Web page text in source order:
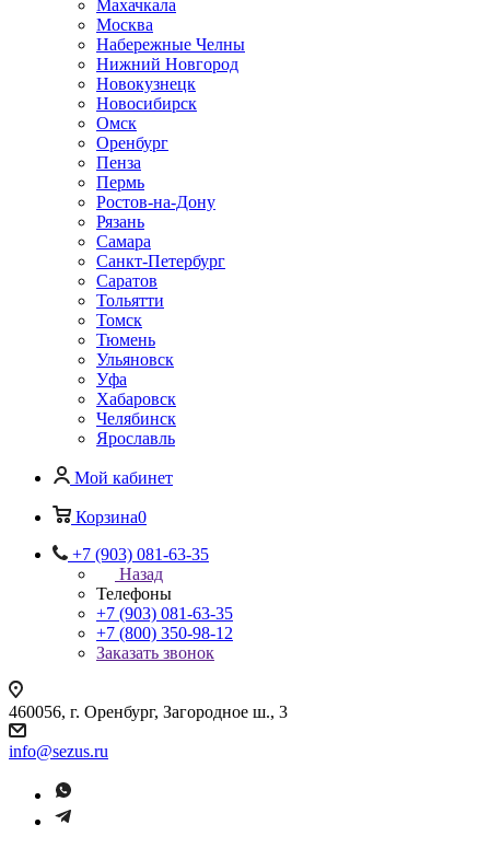
Махачкала
Москва
Набережные Челны
Нижний Новгород
Новокузнецк
Новосибирск
Омск
Оренбург
Пенза
Пермь
Ростов-на-Дону
Рязань
Самара
Санкт-Петербург
Саратов
Тольятти
Томск
Тюмень
Ульяновск
Уфа
Хабаровск
Челябинск
Ярославль
Мой кабинет
Корзина0
+7 (903) 081-63-35
Назад
Телефоны
+7 (903) 081-63-35
+7 (800) 350-98-12
Заказать звонок
460056, г. Оренбург, Загородное ш., 3
info@sezus.ru